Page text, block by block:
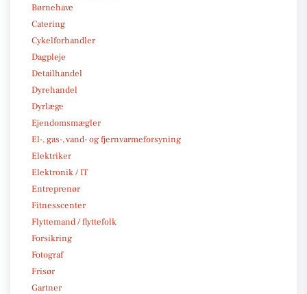
Børnehave
Catering
Cykelforhandler
Dagpleje
Detailhandel
Dyrehandel
Dyrlæge
Ejendomsmægler
El-, gas-, vand- og fjernvarmeforsyning
Elektriker
Elektronik / IT
Entreprenør
Fitnesscenter
Flyttemand / flyttefolk
Forsikring
Fotograf
Frisør
Gartner